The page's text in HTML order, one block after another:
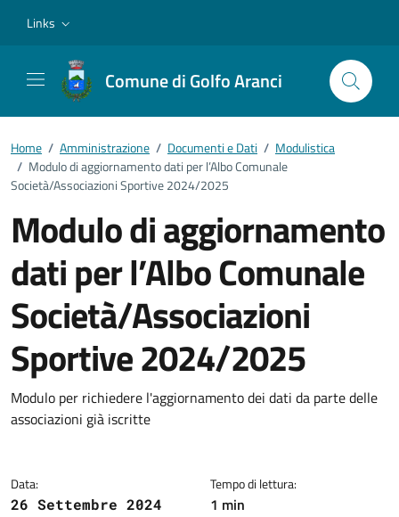
Links
Comune di Golfo Aranci
Home / Amministrazione / Documenti e Dati / Modulistica
/ Modulo di aggiornamento dati per l’Albo Comunale
Società/Associazioni Sportive 2024/2025
Modulo di aggiornamento
dati per l’Albo Comunale
Società/Associazioni
Sportive 2024/2025
Dettagli del documento
Modulo per richiedere l'aggiornamento dei dati da parte delle
associazioni già iscritte
Data:
26 Settembre 2024
Tempo di lettura:
1 min